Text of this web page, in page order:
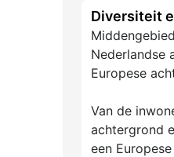
Diversiteit
Nederlandse
Europese
Van de
achtergrond
een